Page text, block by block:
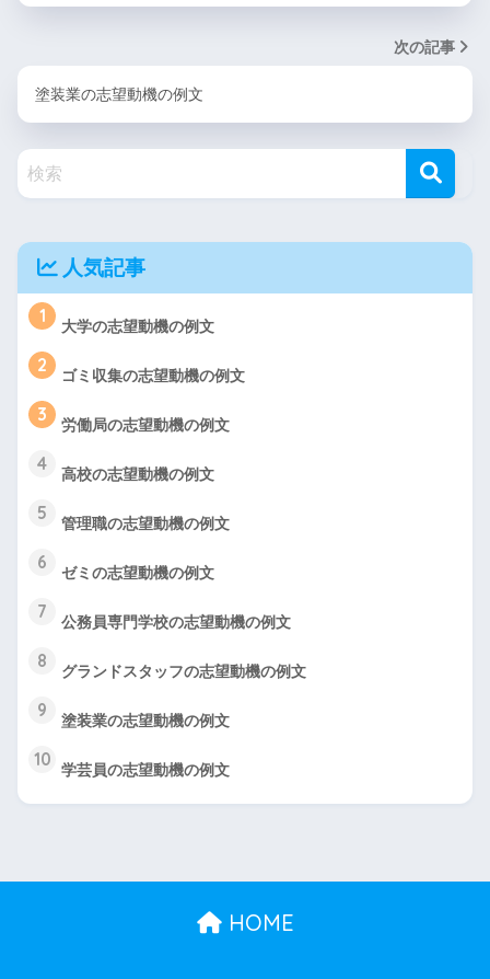
次の記事
塗装業の志望動機の例文
人気記事
1 大学の志望動機の例文
2 ゴミ収集の志望動機の例文
3 労働局の志望動機の例文
4 高校の志望動機の例文
5 管理職の志望動機の例文
6 ゼミの志望動機の例文
7 公務員専門学校の志望動機の例文
8 グランドスタッフの志望動機の例文
9 塗装業の志望動機の例文
10 学芸員の志望動機の例文
HOME